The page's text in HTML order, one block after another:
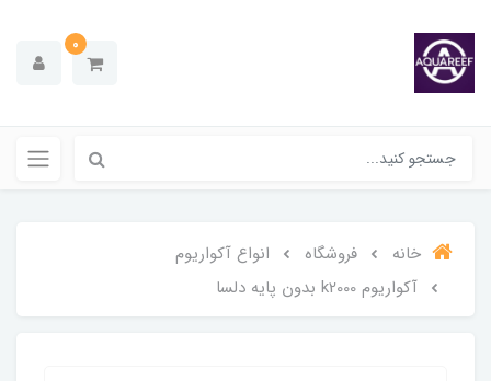
0
خانه فروشگاه
انواع آکواریوم
آکواریوم k2000 بدون پایه دلسا